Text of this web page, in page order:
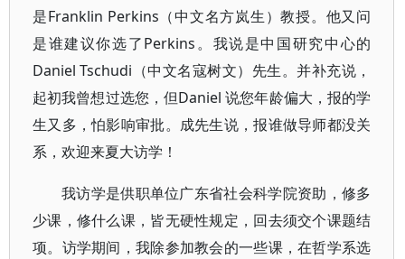
是Franklin Perkins（中文名方岚生）教授。他又问
是谁建议你选了Perkins。我说是中国研究中心的
Daniel Tschudi（中文名寇树文）先生。并补充说，
起初我曾想过选您，但Daniel 说您年龄偏大，报的学
生又多，怕影响审批。成先生说，报谁做导师都没关
系，欢迎来夏大访学！
我访学是供职单位广东省社会科学院资助，修多
少课，修什么课，皆无硬性规定，回去须交个课题结
项。访学期间，我除参加教会的一些课，在哲学系选